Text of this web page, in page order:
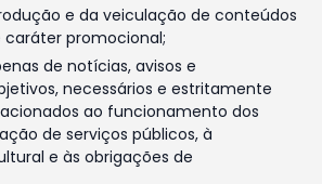
e da veiculação de conteúdos
promocional;
de notícias, avisos e
necessários e estritamente
ao funcionamento dos
de serviços públicos, à
e às obrigações de